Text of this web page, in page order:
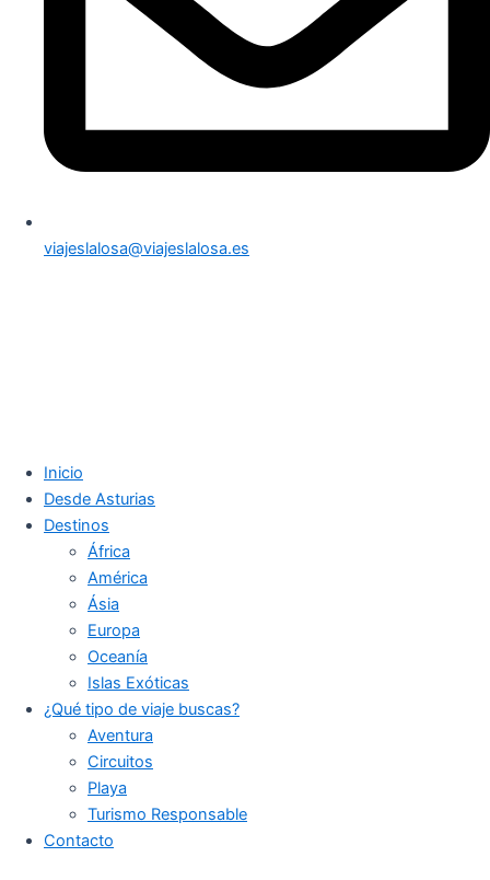
viajeslalosa@viajeslalosa.es
Inicio
Desde Asturias
Destinos
África
América
Ásia
Europa
Oceanía
Islas Exóticas
¿Qué tipo de viaje buscas?
Aventura
Circuitos
Playa
Turismo Responsable
Contacto